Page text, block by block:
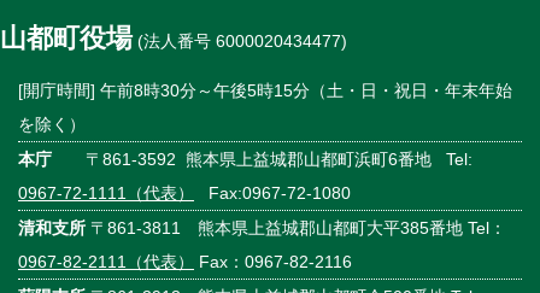
山都町役場(法人番号 6000020434477)
[開庁時間] 午前8時30分～午後5時15分（土・日・祝日・年末年始
を除く）
本庁 〒861-3592 熊本県上益城郡山都町浜町6番地 Tel:
0967-72-1111（代表）
Fax:0967-72-1080
清和支所 〒861-3811 熊本県上益城郡山都町大平385番地 Tel：
0967-82-2111（代表）
Fax：0967-82-2116